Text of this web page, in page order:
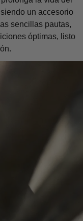
un accesorio
sencillas pautas,
óptimas, listo